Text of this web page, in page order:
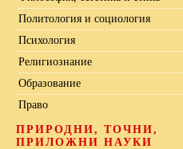
Политология и социология
Психология
Религиознание
Образование
Право
ПРИРОДНИ, ТОЧНИ,
ПРИЛОЖНИ НАУКИ